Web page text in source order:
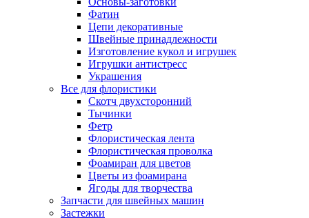
Фатин
Цепи декоративные
Швейные принадлежности
Изготовление кукол и игрушек
Игрушки антистресс
Украшения
Все для флористики
Скотч двухсторонний
Тычинки
Фетр
Флористическая лента
Флористическая проволка
Фоамиран для цветов
Цветы из фоамирана
Ягоды для творчества
Запчасти для швейных машин
Застежки